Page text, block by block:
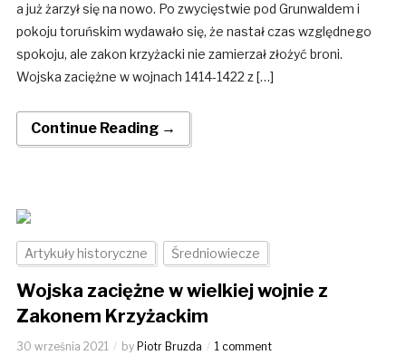
a już żarzył się na nowo. Po zwycięstwie pod Grunwaldem i
pokoju toruńskim wydawało się, że nastał czas względnego
spokoju, ale zakon krzyżacki nie zamierzał złożyć broni.
Wojska zaciężne w wojnach 1414-1422 z […]
Continue Reading →
Artykuły historyczne Średniowiecze
Wojska zaciężne w wielkiej wojnie z
Zakonem Krzyżackim
30 września 2021 by Piotr Bruzda 1 comment